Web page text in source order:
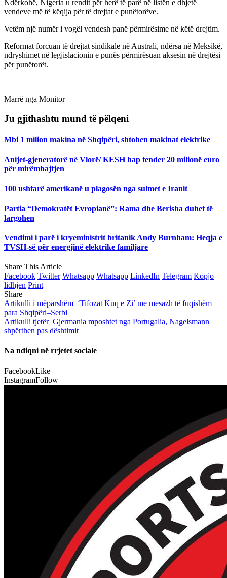
Ndërkohë, Nigeria u rendit për herë të parë në listën e dhjetë
vendeve më të këqija për të drejtat e punëtorëve.
Vetëm një numër i vogël vendesh panë përmirësime në këtë drejtim.
Reformat forcuan të drejtat sindikale në Australi, ndërsa në Meksikë,
ndryshimet në legjislacionin e punës përmirësuan aksesin në drejtësi
për punëtorët.
Marrë nga Monitor
Ju gjithashtu mund të pëlqeni
Mbi 1 milion makina në Shqipëri, shtohen makinat elektrike
Anijet-gjeneratorë në Vlorë/ KESH hap tender 20 milionë euro
për mirëmbajtjen
100 ushtarë amerikanë u plagosën nga sulmet e Iranit
Partia “Demokratët Evropianë”: Rama dhe Berisha duhet të
largohen
Vendimi i parë i kryeministrit britanik Andy Burnham: Heqja e
TVSH-së për energjinë elektrike familjare
Share This Article
Facebook Twitter Whatsapp Whatsapp LinkedIn Telegram Kopjo
lidhjen Print
Share
Artikulli i mëparshëm ‘Tifozat Kuq e Zi’ me mesazh të fuqishëm
para Shqipëri–Serbi
Artikulli tjetër Gjermania mposhtet nga Portugalia, Nagelsmann
shpërthen pas dështimit
Na ndiqni në rrjetet sociale
FacebookLike
InstagramFollow